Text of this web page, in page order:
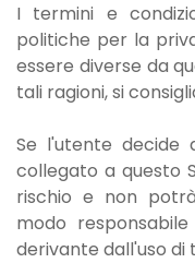
I termini e
politiche per la
essere diverse da
tali ragioni, si
Se l'utente decide
collegato a questo
rischio e non
modo
derivante dall'uso di